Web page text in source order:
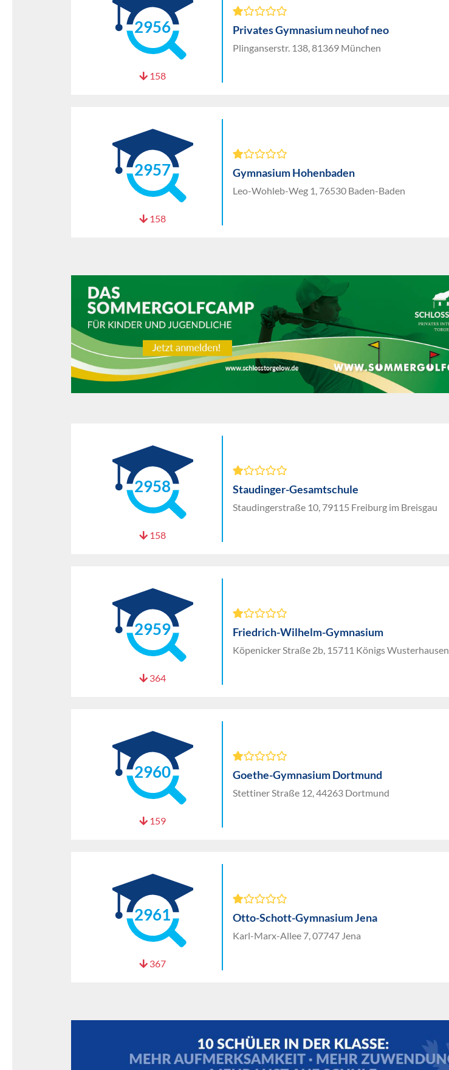
2956
158
Privates Gymnasium neuhof neo
Plinganserstr. 138, 81369 München
2957
158
Gymnasium Hohenbaden
Leo-Wohleb-Weg 1, 76530 Baden-Baden
2958
158
Staudinger-Gesamtschule
Staudingerstraße 10, 79115 Freiburg im Breisgau
2959
364
Friedrich-Wilhelm-Gymnasium
Köpenicker Straße 2b, 15711 Königs Wusterhausen
2960
159
Goethe-Gymnasium Dortmund
Stettiner Straße 12, 44263 Dortmund
2961
367
Otto-Schott-Gymnasium Jena
Karl-Marx-Allee 7, 07747 Jena